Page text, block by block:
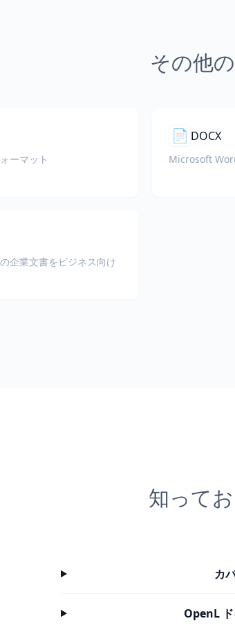
その他
ーマット
📄 DOCX
Microsoft
企業文書をビジネス向け
知って
カ
OpenL